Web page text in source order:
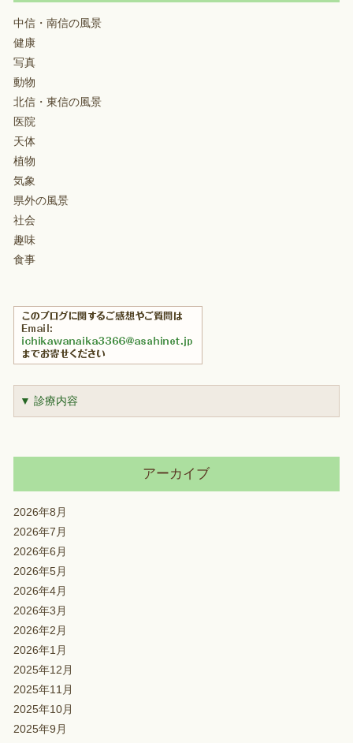
中信・南信の風景
健康
写真
動物
北信・東信の風景
医院
天体
植物
気象
県外の風景
社会
趣味
食事
▼ 診療内容
アーカイブ
2026年8月
2026年7月
2026年6月
2026年5月
2026年4月
2026年3月
2026年2月
2026年1月
2025年12月
2025年11月
2025年10月
2025年9月